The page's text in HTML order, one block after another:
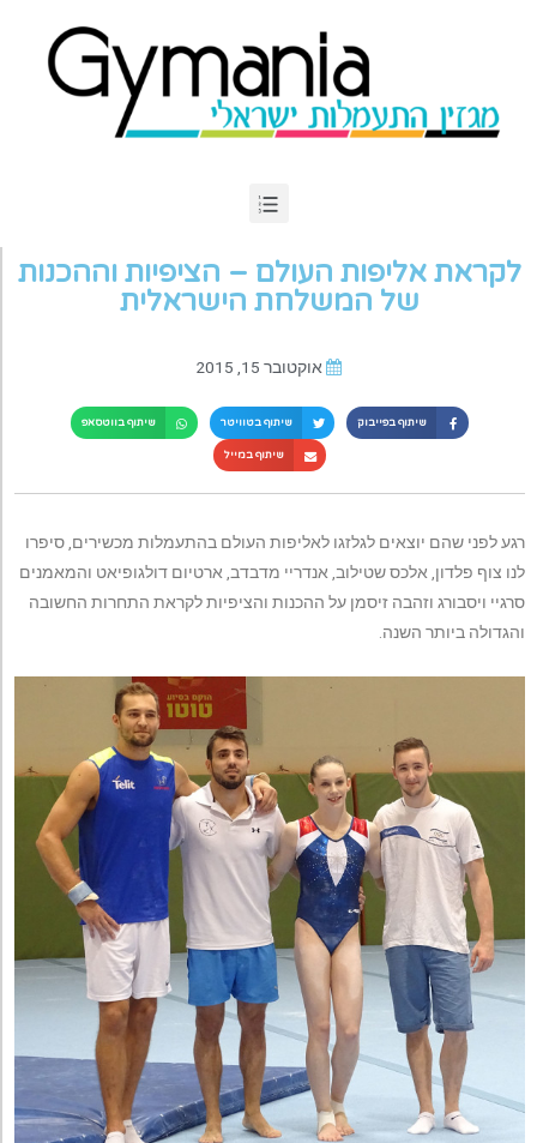
לקראת אליפות העולם – הציפיות וההכנות
של המשלחת הישראלית
אוקטובר 15, 2015
שיתוף בפייבוק שיתוף בטוויטר שיתוף בווטסאפ
שיתוף במייל
רגע לפני שהם יוצאים לגלזגו לאליפות העולם בהתעמלות מכשירים, סיפרו
לנו צוף פלדון, אלכס שטילוב, אנדריי מדבדב, ארטיום דולגופיאט והמאמנים
סרגיי ויסבורג וזהבה זיסמן על ההכנות והציפיות לקראת התחרות החשובה
והגדולה ביותר השנה.